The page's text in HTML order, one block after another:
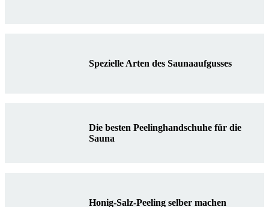
Spezielle Arten des Saunaaufgusses
Die besten Peelinghandschuhe für die
Sauna
Honig-Salz-Peeling selber machen